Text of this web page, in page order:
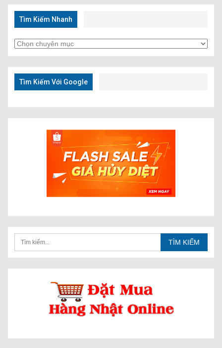
Tìm Kiếm Nhanh
Tìm
Kiếm
Nhanh
Tìm Kiếm Với Google